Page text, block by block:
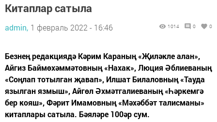
Китаплар сатыла
admin, 1 февраль 2022 - 16:46 1014 0 0
Безнең редакциядә Кәрим Караның «Җиләкле алан»,
Айгиз Баймөхәммәтовның «Нахак», Люция Әблиеваның
«Соңлап тотылган җавап», Илшат Билаловның «Тауда
язылган язмыш», Айгөл Әхмәтгалиеваның «Һәркемгә
бер кояш», Фәрит Имамовның «Мәхәббәт талисманы»
китаплары сатыла. Бәяләре 100әр сум.